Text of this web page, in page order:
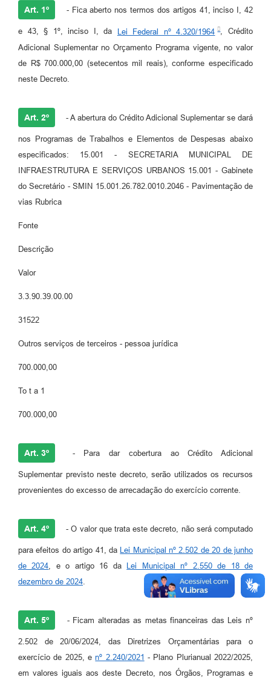
Art. 1º - Fica aberto nos termos dos artigos 41, inciso I, 42
e 43, § 1º, inciso I, da Lei Federal nº 4.320/1964
, Crédito
Adicional Suplementar no Orçamento Programa vigente, no valor
de R$ 700.000,00 (setecentos mil reais), conforme especificado
neste Decreto.
Art. 2º - A abertura do Crédito Adicional Suplementar se dará
nos Programas de Trabalhos e Elementos de Despesas abaixo
especificados: 15.001 - SECRETARIA MUNICIPAL DE
INFRAESTRUTURA E SERVIÇOS URBANOS 15.001 - Gabinete
do Secretário - SMIN 15.001.26.782.0010.2046 - Pavimentação de
vias Rubrica
Fonte
Descrição
Valor
3.3.90.39.00.00
31522
Outros serviços de terceiros - pessoa jurídica
700.000,00
To t a 1
700.000,00
Art. 3º - Para dar cobertura ao Crédito Adicional
Suplementar previsto neste decreto, serão utilizados os recursos
provenientes do excesso de arrecadação do exercício corrente.
Art. 4º - O valor que trata este decreto, não será computado
para efeitos do artigo 41, da Lei Municipal nº 2.502 de 20 de junho
de 2024 , e o artigo 16 da Lei Municipal nº 2.550 de 18 de
dezembro de 2024
Art. 5º - Ficam alteradas as metas financeiras das Leis nº
2.502 de 20/06/2024, das Diretrizes Orçamentárias para o
exercício de 2025, enº 2.240/2021 - Plano Plurianual 2022/2025,
em valores iguais aos deste Decreto, nos Órgãos, Programas e